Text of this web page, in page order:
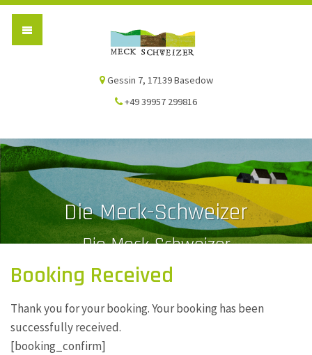
Gessin 7, 17139 Basedow
+49 39957 299816
Die Meck-Schweizer
Die Meck-Schweizer
Booking Received
Thank you for your booking. Your booking has been
successfully received.
[booking_confirm]